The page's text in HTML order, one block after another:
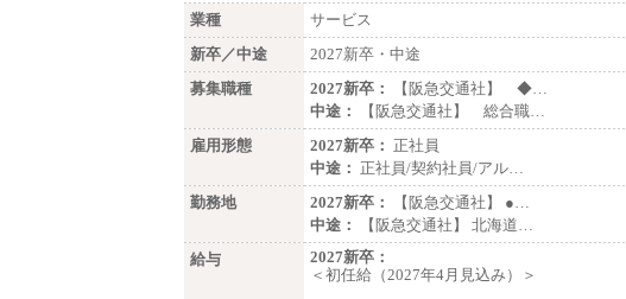
業種
サービス
新卒／中途
2027新卒・中途
募集職種
2027新卒：
【阪急交通社】 ◆…
中途：
【阪急交通社】 総合職…
雇用形態
2027新卒： 正社員
中途： 正社員/契約社員/アル…
勤務地
2027新卒：
【阪急交通社】 ●…
中途：
【阪急交通社】 北海道…
給与
2027新卒：
＜初任給（2027年4月見込み）＞